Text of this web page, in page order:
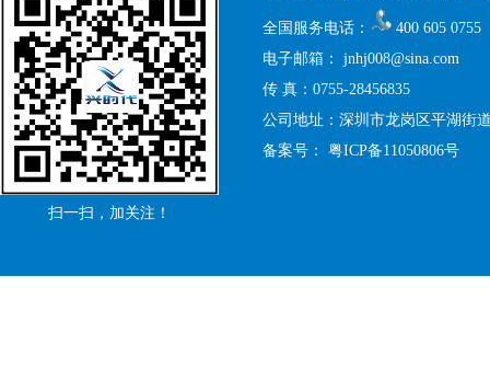
扫一扫，加关注！
全国服务电话：
400 605 0755
电子邮箱： jnhj008@sina.com
传 真：0755-28456835
公司地址：深圳市龙岗区平湖街
备案号： 粤ICP备11050806号